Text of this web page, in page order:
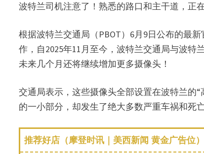
波特兰司机注意了！熟悉的路口和主干道，正
根据波特兰交通局（PBOT）6月9日公布的最
作，自2025年11月至今，波特兰交通局与波特
未来几个月还将继续增加更多摄像头！
交通局表示，这些摄像头全部设置在波特兰的
的一小部分，却发生了绝大多数严重车祸和死亡
推荐好店（摩登时讯｜美西新闻 黄金广告位）